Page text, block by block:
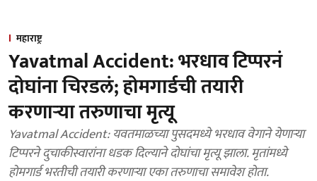
महाराष्ट्र
Yavatmal Accident: भरधाव टिप्परनं
दोघांना चिरडलं; होमगार्डची तयारी
करणाऱ्या तरुणाचा मृत्यू
Yavatmal Accident: यवतमाळच्या पुसदमध्ये भरधाव वेगाने येणाऱ्या
टिप्परने दुचाकीस्वारांना धडक दिल्याने दोघांचा मृत्यू झाला. मृतांमध्ये
होमगार्ड भरतीची तयारी करणाऱ्या एका तरुणाचा समावेश होता.